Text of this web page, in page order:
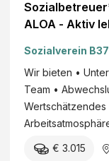
ALOA - Aktiv
Sozialverein B37
Wir bieten •
Team •
€ 3.015